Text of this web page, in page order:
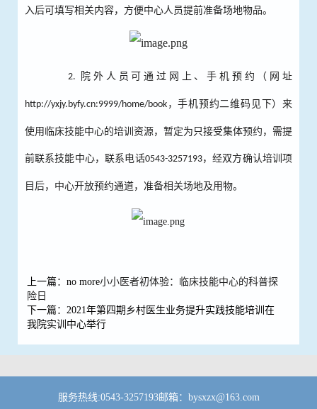
入后可填写相关内容，方便中心人员提前准备场地物品。
2. 院外人员可通过网上、手机预约（网址
http://yxjy.byfy.cn:9999/home/book，手机预约二维码见下）来
使用临床技能中心的培训资源，暂定为只接受集体预约，需提
前联系技能中心，联系电话0543-3257193，经双方确认培训项
目后，中心开放预约通道，准备相关场地及用物。
上一篇 ： no more小小医者初体验：临床技能中心的科普探
险日
下一篇 ： 2021年第四期乡村医生业务提升实践技能培训在
我院实训中心举行
服务热线:0543-3257193邮箱：bysxzx@163.com